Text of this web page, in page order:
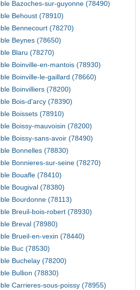
Bazoches-sur-guyonne (78490)
Behoust (78910)
Bennecourt (78270)
Beynes (78650)
Blaru (78270)
Boinville-en-mantois (78930)
Boinville-le-gaillard (78660)
Boinvilliers (78200)
Bois-d'arcy (78390)
Boissets (78910)
Boissy-mauvoisin (78200)
Boissy-sans-avoir (78490)
Bonnelles (78830)
Bonnieres-sur-seine (78270)
Bouafle (78410)
Bougival (78380)
Bourdonne (78113)
Breuil-bois-robert (78930)
Breval (78980)
Brueil-en-vexin (78440)
Buc (78530)
Buchelay (78200)
Bullion (78830)
Carrieres-sous-poissy (78955)